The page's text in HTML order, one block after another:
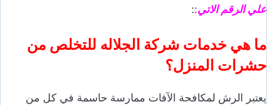
علي الرقم الاتي::
ما هي خدمات شركة الجلاله للتخلص من
حشرات المنزل؟
يعتبر الرش لمكافحة الآفات ممارسة حاسمة في كل من